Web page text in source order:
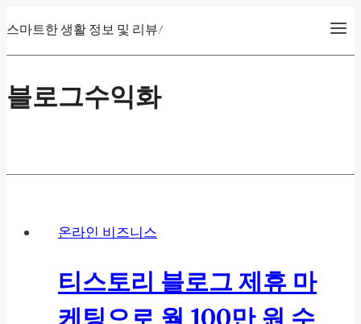
to
content
스마트한 생활 정보 및 리뷰!
블로그수익화
온라인 비즈니스
티스토리 블로그 제휴 마
케팅으로 월 100만 원 수